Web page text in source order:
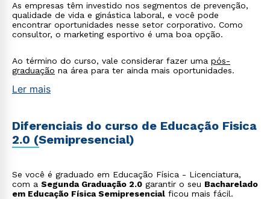
As empresas têm investido nos segmentos de prevenção,
qualidade de vida e ginástica laboral, e você pode
encontrar oportunidades nesse setor corporativo. Como
consultor, o marketing esportivo é uma boa opção.
Ao término do curso, vale considerar fazer uma pós-
graduação na área para ter ainda mais oportunidades.
Ler mais
Diferenciais do curso de Educação Fisica
2.0 (Semipresencial)
Se você é graduado em Educação Física - Licenciatura,
com a Segunda Graduação 2.0 garantir o seu Bacharelado
em Educação Física Semipresencial ficou mais fácil.